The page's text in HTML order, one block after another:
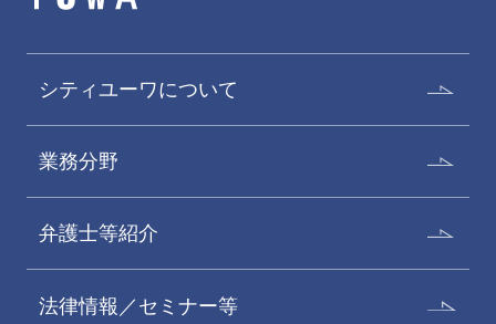
Masaaki Sawano
シティユーワについて
業務分野
弁護士等紹介
法律情報／セミナー等